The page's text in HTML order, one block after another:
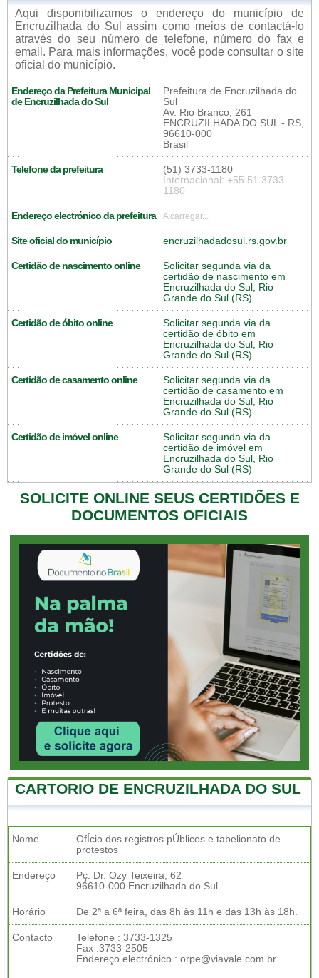
Aqui disponibilizamos o endereço do município de
Encruzilhada do Sul assim como meios de contactá-lo
através do seu número de telefone, número do fax e
email. Para mais informações, você pode consultar o site
oficial do município.
Endereço da Prefeitura Municipal
de Encruzilhada do Sul
Prefeitura de Encruzilhada do
Sul
Av. Rio Branco, 261
ENCRUZILHADA DO SUL - RS,
96610-000
Brasil
Telefone da prefeitura
(51) 3733-1180
Internacional: +55 51 3733-
1180
Endereço electrónico da prefeitura A carregar...
Site oficial do município encruzilhadadosul.rs.gov.br
Certidão de nascimento online
Solicitar segunda via da
certidão de nascimento em
Encruzilhada do Sul, Rio
Grande do Sul (RS)
Certidão de óbito online
Solicitar segunda via da
certidão de óbito em
Encruzilhada do Sul, Rio
Grande do Sul (RS)
Certidão de casamento online
Solicitar segunda via da
certidão de casamento em
Encruzilhada do Sul, Rio
Grande do Sul (RS)
Certidão de imóvel online
Solicitar segunda via da
certidão de imóvel em
Encruzilhada do Sul, Rio
Grande do Sul (RS)
SOLICITE ONLINE SEUS CERTIDÕES E
DOCUMENTOS OFICIAIS
CARTORIO DE ENCRUZILHADA DO SUL
Nome
OfÍcio dos registros pÚblicos e tabelionato de
protestos
Endereço
Pç. Dr. Ozy Teixeira, 62
96610-000 Encruzilhada do Sul
Horário De 2ª a 6ª feira, das 8h às 11h e das 13h às 18h.
Contacto
Telefone : 3733-1325
Fax :3733-2505
Endereço electrónico : orpe@viavale.com.br